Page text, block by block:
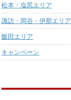
松本・塩尻エリア
諏訪・岡谷・伊那エリア
飯田エリア
キャンペーン